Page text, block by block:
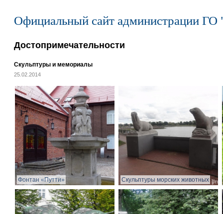
Официальный сайт администрации ГО
Достопримечательности
Скульптуры и мемориалы
25.02.2014
Фонтан «Путти» Скульптуры морских животных